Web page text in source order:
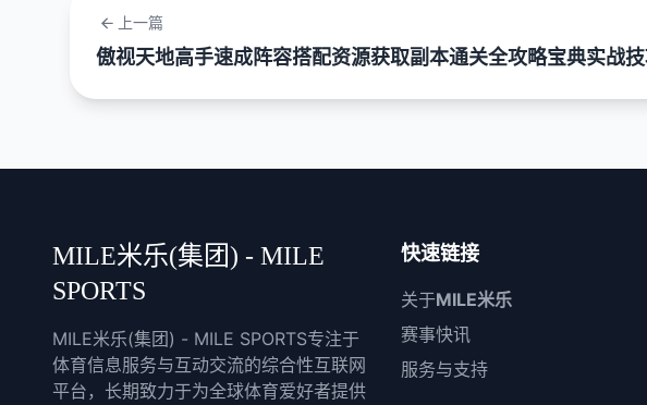
上一篇
傲视天地高手速成阵容搭配资源获取副本通关全攻略宝典实战
MILE米乐(集团) - MILE
SPORTS
MILE米乐(集团) - MILE SPORTS专注于
体育信息服务与互动交流的综合性互联网
平台，长期致力于为全球体育爱好者提供
快速链接
关于MILE米乐
赛事快讯
服务与支持